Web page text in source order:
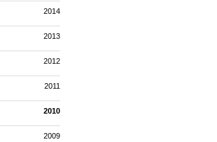
2014
2013
2012
2011
2010
2009